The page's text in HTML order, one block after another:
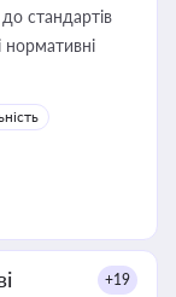
до стандартів
нормативні
+19